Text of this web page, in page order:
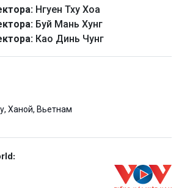
Нгуен Тху Хоа
Буй Мань Хунг
Као Динь Чунг
Ханой, Вьетнам